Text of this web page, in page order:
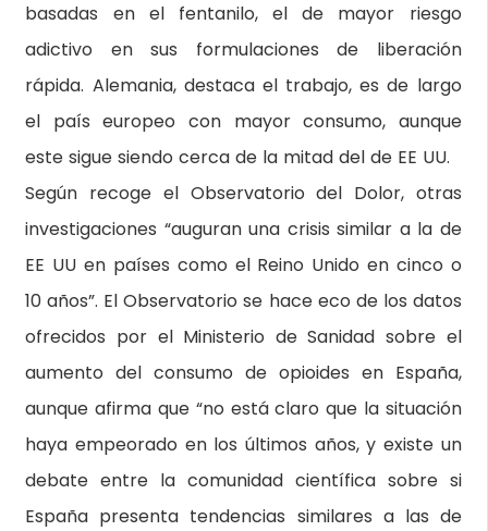
basadas en el fentanilo, el de mayor riesgo
adictivo en sus formulaciones de liberación
rápida. Alemania, destaca el trabajo, es de largo
el país europeo con mayor consumo, aunque
este sigue siendo cerca de la mitad del de EE UU.
Según recoge el Observatorio del Dolor, otras
investigaciones “auguran una crisis similar a la de
EE UU en países como el Reino Unido en cinco o
10 años”. El Observatorio se hace eco de los datos
ofrecidos por el Ministerio de Sanidad sobre el
aumento del consumo de opioides en España,
aunque afirma que “no está claro que la situación
haya empeorado en los últimos años, y existe un
debate entre la comunidad científica sobre si
España presenta tendencias similares a las de